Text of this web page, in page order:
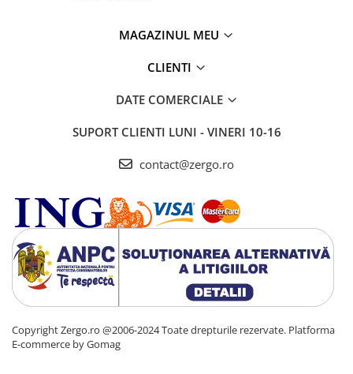
MAGAZINUL MEU
CLIENTI
DATE COMERCIALE
SUPORT CLIENTI LUNI - VINERI 10-16
contact@zergo.ro
Copyright Zergo.ro @2006-2024 Toate drepturile rezervate. Platforma
E-commerce by Gomag